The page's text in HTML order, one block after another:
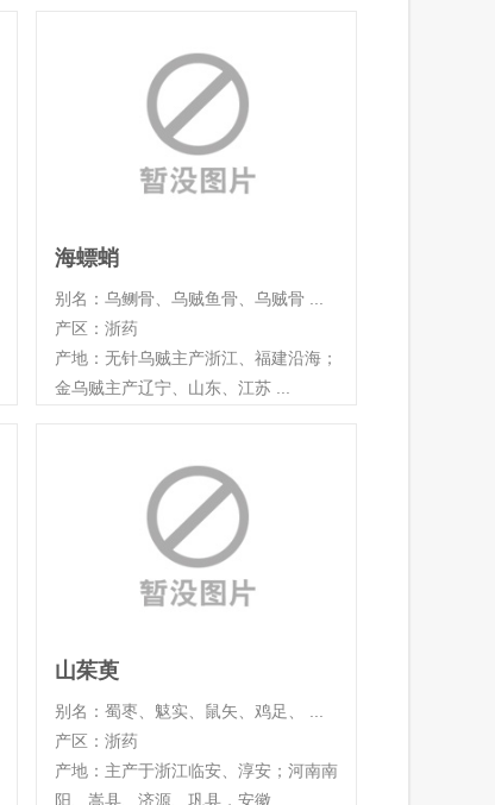
海螵蛸
别名：乌鲗骨、乌贼鱼骨、乌贼骨 ...
产区：浙药
产地：无针乌贼主产浙江、福建沿海；
金乌贼主产辽宁、山东、江苏 ...
山茱萸
别名：蜀枣、鬾实、鼠矢、鸡足、 ...
产区：浙药
产地：主产于浙江临安、淳安；河南南
阳、嵩县、济源、巩县，安徽 ...